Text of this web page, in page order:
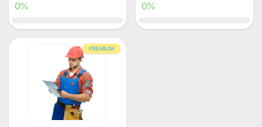
0% 0%
PREMIUM